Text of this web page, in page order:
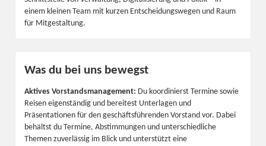
einem kleinen Team mit kurzen Entscheidungswegen und Raum
für Mitgestaltung.
Was du bei uns bewegst
Aktives Vorstandsmanagement: Du koordinierst Termine sowie
Reisen eigenständig und bereitest Unterlagen und
Präsentationen für den geschäftsführenden Vorstand vor. Dabei
behältst du Termine, Abstimmungen und unterschiedliche
Themen zuverlässig im Blick und unterstützt eine